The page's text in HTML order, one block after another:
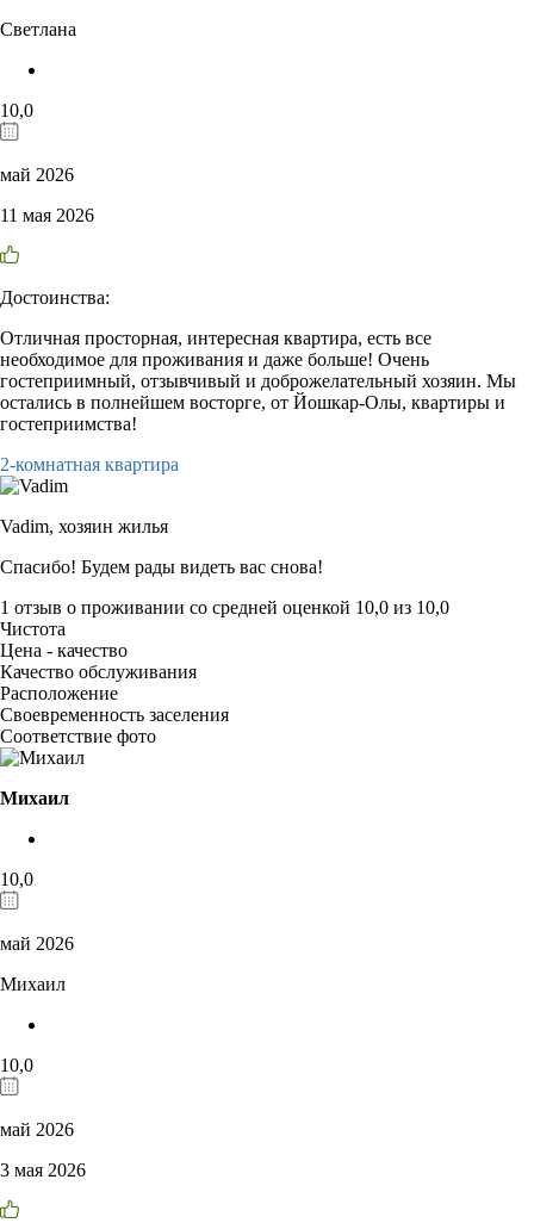
Светлана
10,0
май 2026
11 мая 2026
Достоинства:
Отличная просторная, интересная квартира, есть все
необходимое для проживания и даже больше! Очень
гостеприимный, отзывчивый и доброжелательный хозяин. Мы
остались в полнейшем восторге, от Йошкар-Олы, квартиры и
гостеприимства!
2-комнатная квартира
Vadim, хозяин жилья
Спасибо! Будем рады видеть вас снова!
1 отзыв о проживании со средней оценкой 10,0 из 10,0
Чистота
Цена - качество
Качество обслуживания
Расположение
Своевременность заселения
Соответствие фото
Михаил
10,0
май 2026
Михаил
10,0
май 2026
3 мая 2026